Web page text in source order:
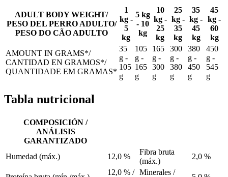
ADULT BODY WEIGHT/
PESO DEL PERRO ADULTO/
PESO DO CÃO ADULTO
1
kg -
5
kg
5 kg
- 10
kg
10
kg -
25
kg
25
kg -
35
kg
35
kg -
45
kg
45
kg -
60
kg
AMOUNT IN GRAMS*/
CANTIDAD EN GRAMOS*/
QUANTIDADE EM GRAMAS*
35
g -
105
g
105
g -
165
g
165
g -
300
g
300
g -
380
g
380
g -
450
g
450
g -
545
g
Tabla nutricional
COMPOSICIÓN /
ANÁLISIS
GARANTIZADO
Humedad (máx.)
12,0 %
Fibra bruta
(máx.)
2,0 %
12,0 % / Minerales /